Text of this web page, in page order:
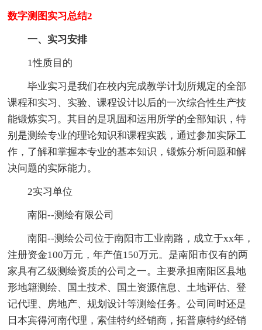
数字测图实习总结2
一、实习安排
1性质目的
毕业实习是我们在校内完成教学计划所规定的全部
课程和实习、实验、课程设计以后的一次综合性生产技
能锻炼实习。其目的是巩固和运用所学的全部知识，特
别是测绘专业的理论知识和课程实践，通过参加实际工
作，了解和掌握本专业的基本知识，锻炼分析问题和解
决问题的实际能力。
2实习单位
南阳--测绘有限公司
南阳--测绘公司位于南阳市工业南路，成立于xx年，
注册资金100万元，年产值150万元。是南阳市仅有的两
家具有乙级测绘资质的公司之一。主要承担南阳区县地
形地籍测绘、国土技术、国土资源信息、土地评估、登
记代理、房地产、规划设计等测绘任务。公司同时还是
日本宾得河南代理，索佳特约经销商，拓普康特约经销